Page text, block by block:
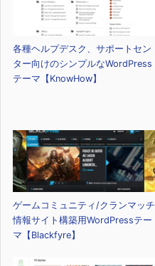
各種ヘルプデスク、サポートセン
ター向けのシンプルなWordPress
テーマ【KnowHow】
ゲームコミュニティ/クランマッチ
情報サイト構築用WordPressテー
マ【Blackfyre】